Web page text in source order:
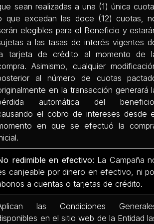
sean realizadas a una (1) única
que excedan las doce (12) cuotas,
elegibles para el Beneficio y
a las tasas de interés vigentes
tarjeta de crédito al momento de
Asimismo, cualquier
al número de cuotas
en la transacción generará
automática del
el cobro de intereses desde
en que se efectuó la
redimible en efectivo: La Campaña
canjeable por dinero en efectivo, ni
a cuentas o tarjetas de crédito.
las Condiciones
en el sitio web de la Entidad